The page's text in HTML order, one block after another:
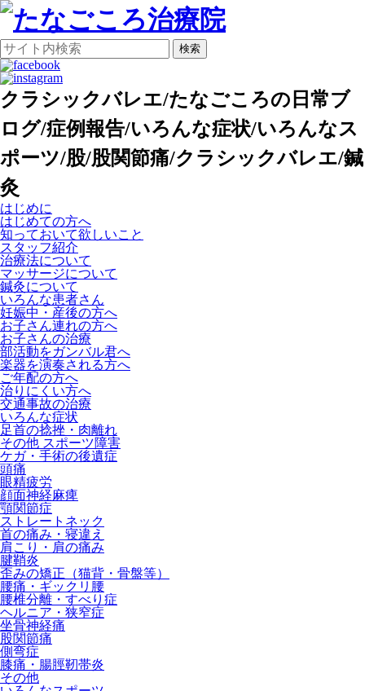
検索
クラシックバレエ/たなごころの日常ブ
ログ/症例報告/いろんな症状/いろんなス
ポーツ/股/股関節痛/クラシックバレエ/鍼
灸
はじめに
はじめての方へ
知っておいて欲しいこと
スタッフ紹介
治療法について
マッサージについて
鍼灸について
いろんな患者さん
妊娠中・産後の方へ
お子さん連れの方へ
お子さんの治療
部活動をガンバル君へ
楽器を演奏される方へ
ご年配の方へ
治りにくい方へ
交通事故の治療
いろんな症状
足首の捻挫・肉離れ
その他 スポーツ障害
ケガ・手術の後遺症
頭痛
眼精疲労
顔面神経麻痺
顎関節症
ストレートネック
首の痛み・寝違え
肩こり・肩の痛み
腱鞘炎
歪みの矯正（猫背・骨盤等）
腰痛・ギックリ腰
腰椎分離・すべり症
ヘルニア・狭窄症
坐骨神経痛
股関節痛
側弯症
膝痛・腸脛靭帯炎
その他